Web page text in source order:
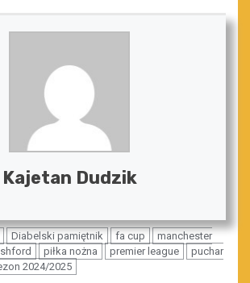
Kajetan Dudzik
Diabelski pamiętnik fa cup
manchester
piłka nożna premier league
puchar
2024/2025